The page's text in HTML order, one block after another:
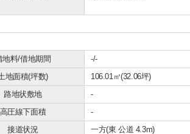
地料/借地期間
-/-
地面積(坪数)
106.01㎡(32.06坪)
路地状敷地
-
高圧線下面積
-
接道状況
一方(東 公道 4.3m)